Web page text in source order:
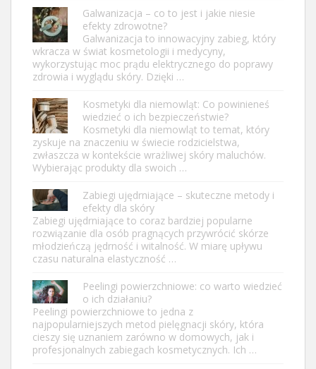
Galwanizacja – co to jest i jakie niesie
efekty zdrowotne?
Galwanizacja to innowacyjny zabieg, który
wkracza w świat kosmetologii i medycyny,
wykorzystując moc prądu elektrycznego do poprawy
zdrowia i wyglądu skóry. Dzięki …
Kosmetyki dla niemowląt: Co powinieneś
wiedzieć o ich bezpieczeństwie?
Kosmetyki dla niemowląt to temat, który
zyskuje na znaczeniu w świecie rodzicielstwa,
zwłaszcza w kontekście wrażliwej skóry maluchów.
Wybierając produkty dla swoich …
Zabiegi ujędrniające – skuteczne metody i
efekty dla skóry
Zabiegi ujędrniające to coraz bardziej popularne
rozwiązanie dla osób pragnących przywrócić skórze
młodzieńczą jędrność i witalność. W miarę upływu
czasu naturalna elastyczność …
Peelingi powierzchniowe: co warto wiedzieć
o ich działaniu?
Peelingi powierzchniowe to jedna z
najpopularniejszych metod pielęgnacji skóry, która
cieszy się uznaniem zarówno w domowych, jak i
profesjonalnych zabiegach kosmetycznych. Ich …